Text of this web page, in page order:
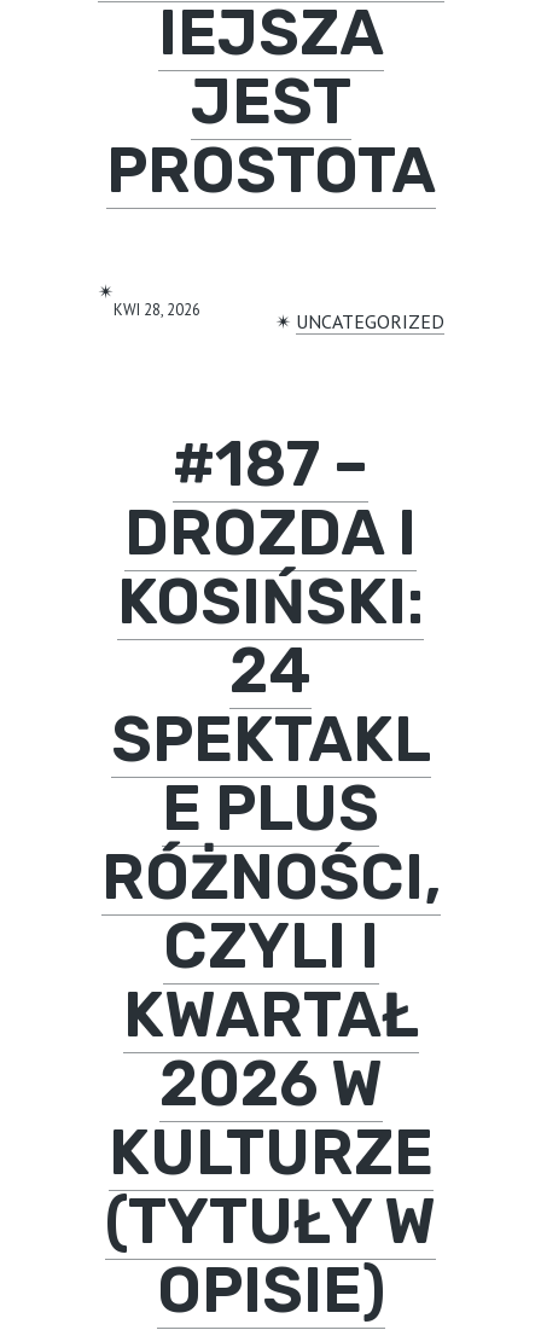
IEJSZA
JEST
PROSTOTA
✴︎
KWI 28, 2026 ✴︎ UNCATEGORIZED
#187 –
DROZDA I
KOSIŃSKI:
24
SPEKTAKL
E PLUS
RÓŻNOŚCI,
CZYLI I
KWARTAŁ
2026 W
KULTURZE
(TYTUŁY W
OPISIE)